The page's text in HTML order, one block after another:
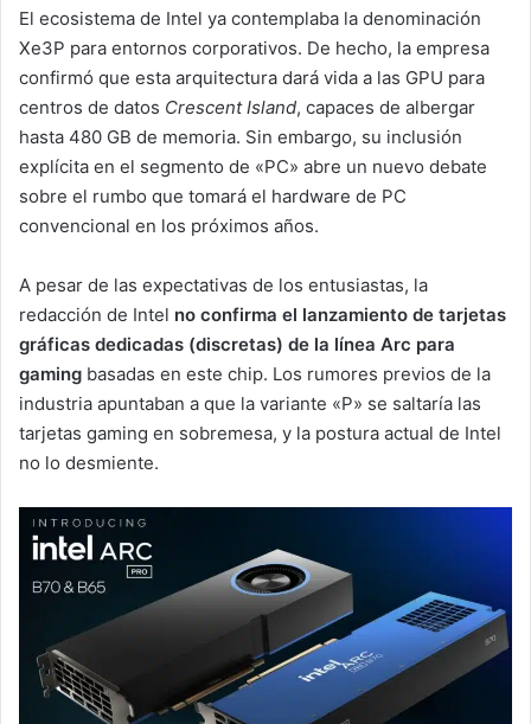
El ecosistema de Intel ya contemplaba la denominación
Xe3P para entornos corporativos. De hecho, la empresa
confirmó que esta arquitectura dará vida a las GPU para
centros de datos Crescent Island, capaces de albergar
hasta 480 GB de memoria. Sin embargo, su inclusión
explícita en el segmento de «PC» abre un nuevo debate
sobre el rumbo que tomará el hardware de PC
convencional en los próximos años.
A pesar de las expectativas de los entusiastas, la
redacción de Intel no confirma el lanzamiento de tarjetas
gráficas dedicadas (discretas) de la línea Arc para
gaming basadas en este chip. Los rumores previos de la
industria apuntaban a que la variante «P» se saltaría las
tarjetas gaming en sobremesa, y la postura actual de Intel
no lo desmiente.